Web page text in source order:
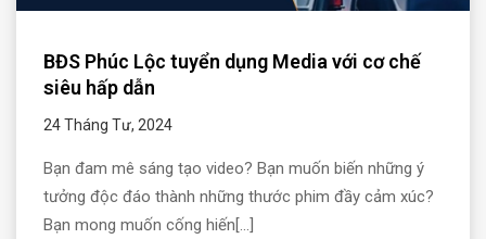
BĐS Phúc Lộc tuyển dụng Media với cơ chế
siêu hấp dẫn
24 Tháng Tư, 2024
Bạn đam mê sáng tạo video? Bạn muốn biến những ý
tưởng độc đáo thành những thước phim đầy cảm xúc?
Bạn mong muốn cống hiến[...]